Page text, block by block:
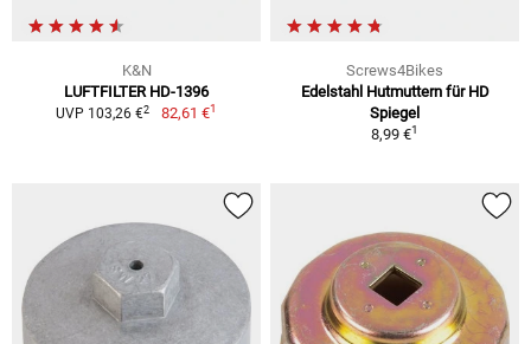
K&N
LUFTFILTER HD-1396
UVP 103,26 €2 82,61 €1
Screws4Bikes
Edelstahl Hutmuttern für HD
Spiegel
8,99 €1